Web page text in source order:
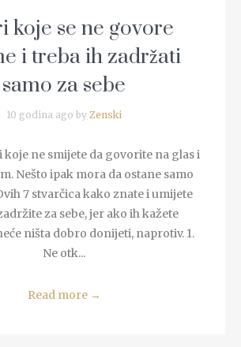
koje se ne govore
i treba ih zadržati
samo za sebe
10 godina ago by Zenski
koje ne smijete da govorite na glas i
Nešto ipak mora da ostane samo
7 stvarčica kako znate i umijete
za sebe, jer ako ih kažete
ništa dobro donijeti, naprotiv. 1.
Ne otk...
Read more →